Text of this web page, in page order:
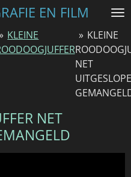
EN FILM
KLEINE
» KLEINE
NET
NET